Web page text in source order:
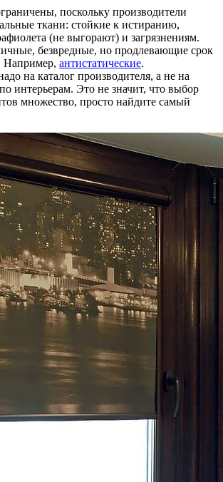
поскольку производители
ткани: стойкие к истиранию,
(не выгорают) и загрязнениям.
безвредные, но продлевающие срок
Например, антистатические.
на каталог производителя, а не на
интерьерам. Это не значит, что выбор
множество, просто найдите самый